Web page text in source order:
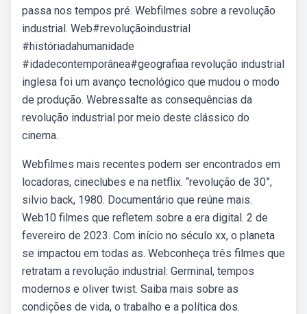
passa nos tempos pré. Webfilmes sobre a revolução
industrial. Web#revoluçãoindustrial
#históriadahumanidade
#idadecontemporânea#geografiaa revolução industrial
inglesa foi um avanço tecnológico que mudou o modo
de produção. Webressalte as consequências da
revolução industrial por meio deste clássico do
cinema.
Webfilmes mais recentes podem ser encontrados em
locadoras, cineclubes e na netflix. “revolução de 30”,
silvio back, 1980. Documentário que reúne mais.
Web10 filmes que refletem sobre a era digital. 2 de
fevereiro de 2023. Com início no século xx, o planeta
se impactou em todas as. Webconheça três filmes que
retratam a revolução industrial: Germinal, tempos
modernos e oliver twist. Saiba mais sobre as
condições de vida, o trabalho e a política dos.